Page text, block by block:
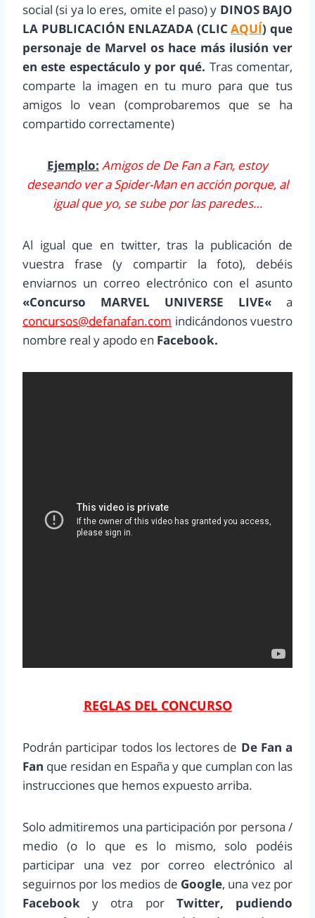
social (si ya lo eres, omite el paso) y DINOS BAJO
LA PUBLICACIÓN ENLAZADA (CLICAQUÍ)que
personaje de Marvel os hace más ilusión ver
en este espectáculo y por qué. Tras comentar,
comparte la imagen en tu muro para que tus
amigos lo vean (comprobaremos que se ha
compartido correctamente)
Ejemplo: Amigos de De Fan a Fan, estoy
deseando ver a Spider-Man en acción porque, al
igual que yo, se sube por las paredes…
Al igual que en twitter, tras la publicación de
vuestra frase (y compartir la foto), debéis
enviarnos un correo electrónico con el asunto
«Concurso MARVEL UNIVERSE LIVE« a
concursos@defanafan.com indicándonos vuestro
nombre real y apodo en Facebook.
REGLAS DEL CONCURSO
Podrán participar todos los lectores de De Fan a
Fan que residan en España y que cumplan con las
instrucciones que hemos expuesto arriba.
Solo admitiremos una participación por persona /
medio (o lo que es lo mismo, solo podéis
participar una vez por correo electrónico al
seguirnos por los medios de Google, una vez por
Facebooky otra por Twitter, pudiendo